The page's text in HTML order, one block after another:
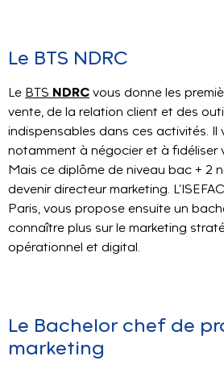
Le BTS NDRC
Le BTS NDRC vous donne les
vente, de la relation client et des
indispensables dans ces activités. Il
notamment à négocier et à fidéliser
Mais ce diplôme de niveau bac + 2
devenir directeur marketing.
Paris, vous propose ensuite un
connaître plus sur le marketing
opérationnel et digital.
Le Bachelor chef de
marketing